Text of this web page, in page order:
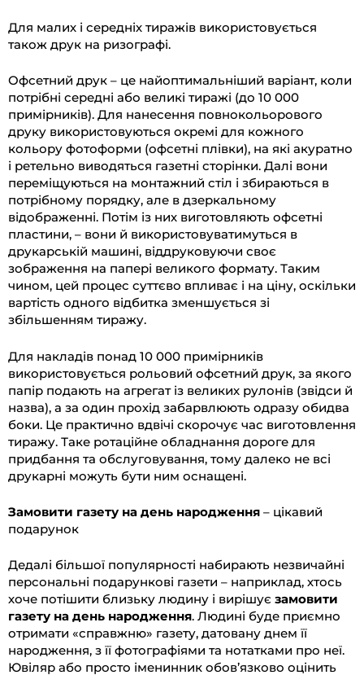
Для малих і середніх тиражів використовується
також друк на ризографі.
Офсетний друк – це найоптимальніший варіант, коли
потрібні середні або великі тиражі (до 10 000
примірників). Для нанесення повнокольорового
друку використовуються окремі для кожного
кольору фотоформи (офсетні плівки), на які акуратно
і ретельно виводяться газетні сторінки. Далі вони
переміщуються на монтажний стіл і збираються в
потрібному порядку, але в дзеркальному
відображенні. Потім із них виготовляють офсетні
пластини, – вони й використовуватимуться в
друкарській машині, віддруковуючи своє
зображення на папері великого формату. Таким
чином, цей процес суттєво впливає і на ціну, оскільки
вартість одного відбитка зменшується зі
збільшенням тиражу.
Для накладів понад 10 000 примірників
використовується рольовий офсетний друк, за якого
папір подають на агрегат із великих рулонів (звідси й
назва), а за один прохід забарвлюють одразу обидва
боки. Це практично вдвічі скорочує час виготовлення
тиражу. Таке ротаційне обладнання дороге для
придбання та обслуговування, тому далеко не всі
друкарні можуть бути ним оснащені.
Замовити газету на день народження – цікавий
подарунок
Дедалі більшої популярності набирають незвичайні
персональні подарункові газети – наприклад, хтось
хоче потішити близьку людину і вирішує замовити
газету на день народження. Людині буде приємно
отримати «справжню» газету, датовану днем її
народження, з її фотографіями та нотатками про неї.
Ювіляр або просто іменинник обов’язково оцінить